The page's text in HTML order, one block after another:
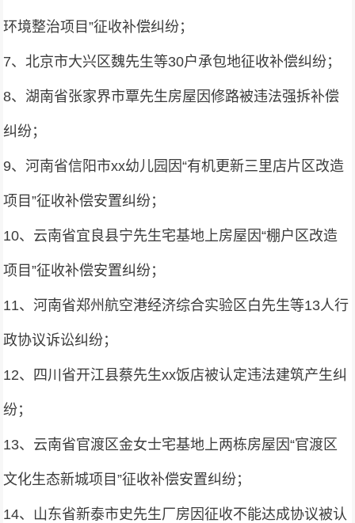
环境整治项目”征收补偿纠纷；
7、北京市大兴区魏先生等30户承包地征收补偿纠纷；
8、湖南省张家界市覃先生房屋因修路被违法强拆补偿
纠纷；
9、河南省信阳市xx幼儿园因“有机更新三里店片区改造
项目”征收补偿安置纠纷；
10、云南省宜良县宁先生宅基地上房屋因“棚户区改造
项目”征收补偿安置纠纷；
11、河南省郑州航空港经济综合实验区白先生等13人行
政协议诉讼纠纷；
12、四川省开江县蔡先生xx饭店被认定违法建筑产生纠
纷；
13、云南省官渡区金女士宅基地上两栋房屋因“官渡区
文化生态新城项目”征收补偿安置纠纷；
14、山东省新泰市史先生厂房因征收不能达成协议被认